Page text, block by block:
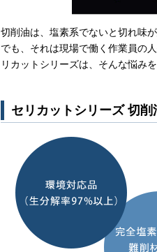
切削油は、塩素系でないと切れ味
でも、それは現場で働く作業員の
リカットシリーズは、そんな悩み
セリカットシリーズ 切削